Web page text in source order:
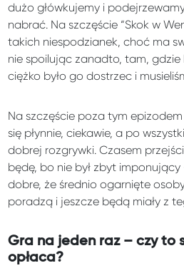
dużo główkujemy i
nabrać. Na szczęście “Skok w
takich niespodzianek, choć ma
nie spoilując zanadto, tam, gdzie
ciężko było go dostrzec i
Na szczęście poza tym epizodem
się płynnie, ciekawie, a po
dobrej rozgrywki. Czasem
będę, bo nie był zbyt
dobre, że średnio ogarnięte
poradzą i jeszcze będą miały z
Gra na jeden raz – czy to
opłaca?